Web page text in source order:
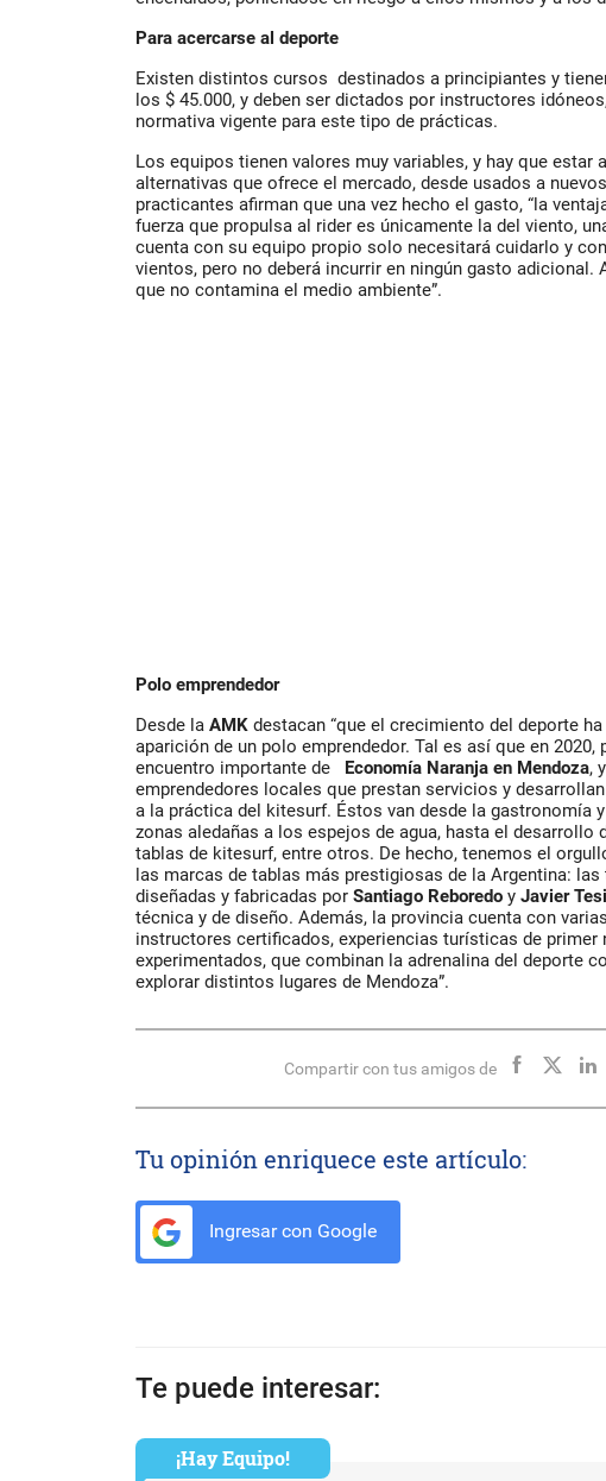
Para acercarse al deporte
Existen distintos cursos destinados a principiantes y
los $ 45.000, y deben ser dictados por instructores
normativa vigente para este tipo de prácticas.
Los equipos tienen valores muy variables, y hay que estar
alternativas que ofrece el mercado, desde usados a
practicantes afirman que una vez hecho el gasto, “la
fuerza que propulsa al rider es únicamente la del viento,
cuenta con su equipo propio solo necesitará cuidarlo y
vientos, pero no deberá incurrir en ningún gasto adicional.
que no contamina el medio ambiente”.
Polo emprendedor
Desde la AMK destacan “que el crecimiento del deporte
aparición de un polo emprendedor. Tal es así que en
encuentro importante de
Economía Naranja en Mendoza,
emprendedores locales que prestan servicios y
a la práctica del kitesurf. Éstos van desde la gastronomía
zonas aledañas a los espejos de agua, hasta el desarrollo
tablas de kitesurf, entre otros. De hecho, tenemos el
las marcas de tablas más prestigiosas de la Argentina: las
diseñadas y fabricadas por Santiago Reboredo y Javier
técnica y de diseño. Además, la provincia cuenta con
instructores certificados, experiencias turísticas de primer
experimentados, que combinan la adrenalina del deporte
explorar distintos lugares de Mendoza”.
Compartir con tus amigos de
Tu opinión enriquece este artículo:
Ingresar con Google
Te puede interesar:
¡Hay Equipo!